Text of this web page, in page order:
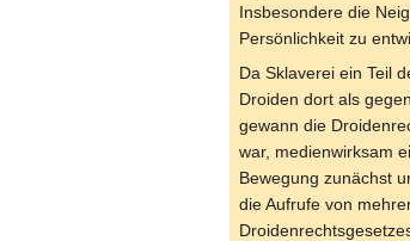
Insbesondere die
Persönlichkeit zu
Da Sklaverei ein Teil
Droiden dort als
gewann die
war, medienwirksam
Bewegung zunächst
die Aufrufe von